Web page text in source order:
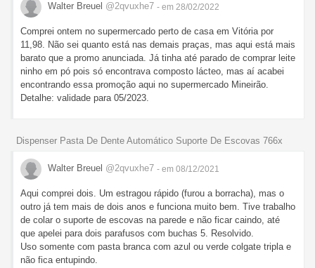
Walter Breuel @2qvuxhe7 - em 28/02/2022
Comprei ontem no supermercado perto de casa em Vitória por
11,98. Não sei quanto está nas demais praças, mas aqui está mais
barato que a promo anunciada. Já tinha até parado de comprar leite
ninho em pó pois só encontrava composto lácteo, mas aí acabei
encontrando essa promoção aqui no supermercado Mineirão.
Detalhe: validade para 05/2023.
Dispenser Pasta De Dente Automático Suporte De Escovas 766x
Walter Breuel @2qvuxhe7 - em 08/12/2021
Aqui comprei dois. Um estragou rápido (furou a borracha), mas o
outro já tem mais de dois anos e funciona muito bem. Tive trabalho
de colar o suporte de escovas na parede e não ficar caindo, até
que apelei para dois parafusos com buchas 5. Resolvido.
Uso somente com pasta branca com azul ou verde colgate tripla e
não fica entupindo.